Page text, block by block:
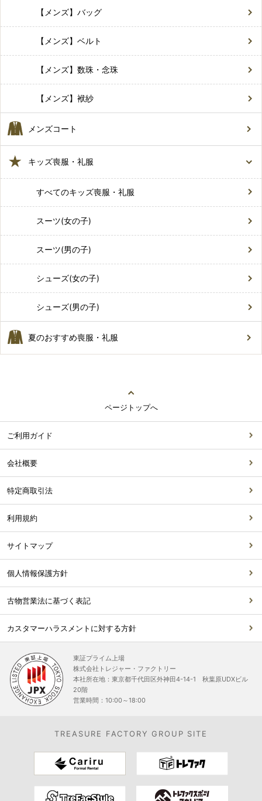
【メンズ】バッグ
【メンズ】ベルト
【メンズ】数珠・念珠
【メンズ】袱紗
メンズコート
キッズ喪服・礼服
すべてのキッズ喪服・礼服
スーツ(女の子)
スーツ(男の子)
シューズ(女の子)
シューズ(男の子)
夏のおすすめ喪服・礼服
ページトップへ
ご利用ガイド
会社概要
特定商取引法
利用規約
サイトマップ
個人情報保護方針
古物営業法に基づく表記
カスタマーハラスメントに対する方針
東証プライム上場
株式会社トレジャー・ファクトリー
本社所在地：東京都千代田区外神田4-14-1 秋葉原UDXビル
20階
営業時間：10:00～18:00
TREASURE FACTORY GROUP SITE